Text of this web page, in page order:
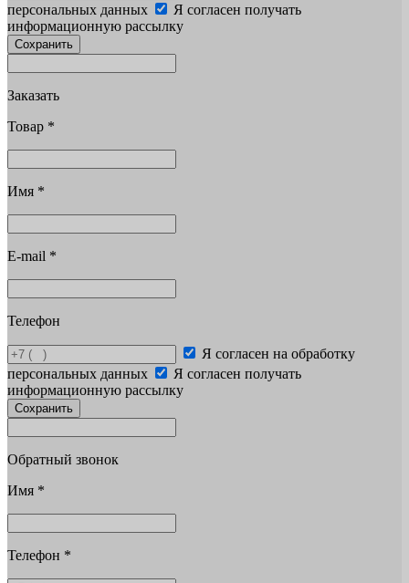
персональных данных
Я согласен получать
информационную рассылку
Сохранить
Заказать
Товар *
Имя *
E-mail *
Телефон
Я согласен на обработку
персональных данных
Я согласен получать
информационную рассылку
Сохранить
Обратный звонок
Имя *
Телефон *